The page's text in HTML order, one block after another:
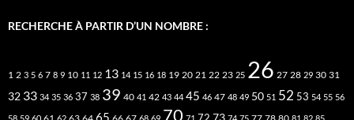
RECHERCHE À PARTIR D’UN NOMBRE :
1 2 3 5 6 7 8 9 10 11 12 13 14 15 16 18 19 20 21 22 23 25 26 27 28 29 30 31
32 33 34 35 36 37 38 39 40 41 42 43 44 45 46 47 48 49 50 51 52 53 54 55 56
65 70